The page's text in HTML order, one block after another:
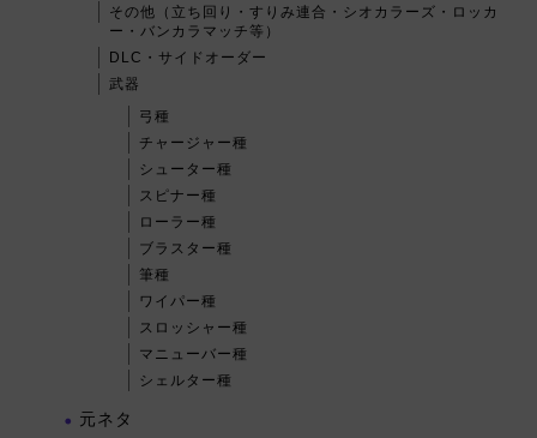
その他（立ち回り・すりみ連合・シオカラーズ・ロッカ
ー・バンカラマッチ等）
DLC・サイドオーダー
武器
弓種
チャージャー種
シューター種
スピナー種
ローラー種
ブラスター種
筆種
ワイパー種
スロッシャー種
マニューバー種
シェルター種
元ネタ